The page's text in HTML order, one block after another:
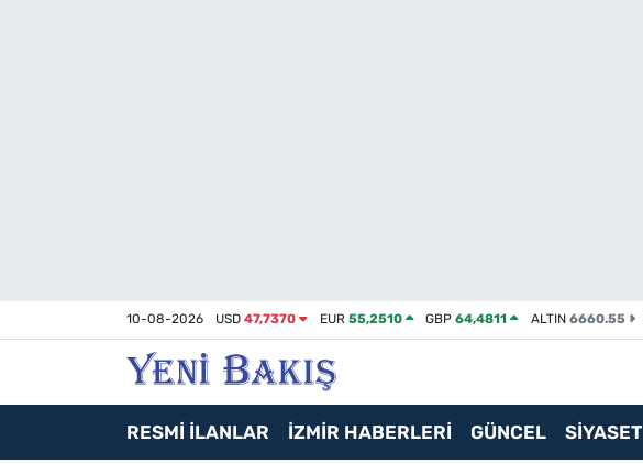
10-08-2026 USD47,7370 EUR 55,2510 GBP64,4811 ALTIN 6660.55
RESMİ İLANLAR İZMİR HABERLERİ GÜNCEL SİYASET
Asayiş / Polis-Adliye
Magazin